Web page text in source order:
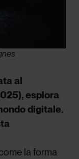
al
esplora
digitale.
la forma